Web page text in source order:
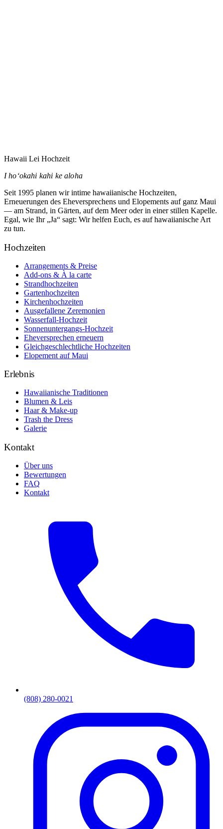
Hawaii Lei Hochzeit
I hoʻokahi kahi ke aloha
Seit 1995 planen wir intime hawaiianische Hochzeiten,
Erneuerungen des Eheversprechens und Elopements auf ganz Maui
— am Strand, in Gärten, auf dem Meer oder in einer stillen Kapelle.
Egal, wie Ihr „Ja“ sagt: Wir helfen Euch, es auf hawaiianische Art
zu tun.
Hochzeiten
Arrangements & Preise
Add-ons & À la carte
Strandhochzeiten
Gartenhochzeiten
Kirchenhochzeiten
Ausgefallene Zeremonien
Wasserfall-Hochzeit
Sonnenuntergangs-Hochzeit
Eheversprechen erneuern
Gleichgeschlechtliche Hochzeiten
Elopement auf Maui
Erlebnis
Hawaiianische Traditionen
Blumen & Leis
Haar & Make-up
Trash the Dress
Galerie
Kontakt
Über uns
Bewertungen
FAQ
Kontakt
(808) 280-0021